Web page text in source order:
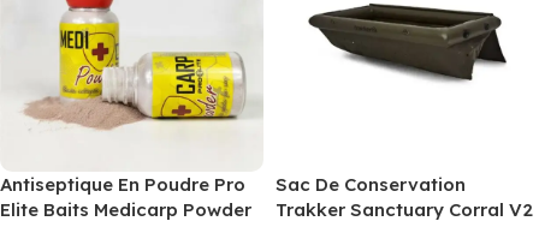
Antiseptique En Poudre Pro
Elite Baits Medicarp Powder
Sac De Conservation
Trakker Sanctuary Corral V2